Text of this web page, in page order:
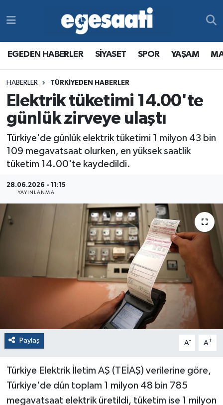
EGEDEN HABERLER SİYASET SPOR YAŞAM
HABERLER TÜRKİYEDEN HABERLER
Elektrik tüketimi 14.00'te
günlük zirveye ulaştı
Türkiye'de günlük elektrik tüketimi 1 milyon 43 bin
109 megavatsaat olurken, en yüksek saatlik
tüketim 14.00'te kaydedildi.
28.06.2026 - 11:15
YAYINLANMA
Paylaş A- A+
Türkiye Elektrik İletim AŞ (TEİAŞ) verilerine göre,
Türkiye'de dün toplam 1 milyon 48 bin 785
megavatsaat elektrik üretildi, tüketim ise 1 milyon
MAGAZİN
RESMİ REKLAMLAR
YAŞAM
MAGAZİN
RESMİ REKLAMLAR
Egemax TV
Tüm Manşetler
Son Dakika Haberleri
Haber Arşivi